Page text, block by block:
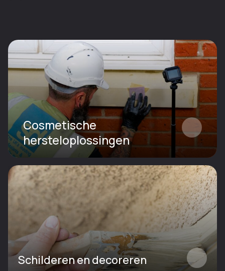
Cosmetische
hersteloplossingen
Schilderen en decoreren